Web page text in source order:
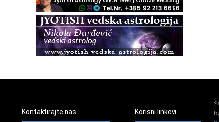
Access BARS®, otpusti stres
Access Energetski Facelift®
Tečaj Višeg Vodstva, razvijanja intuicije i Akaša zapisa
25.08.
Kontaktirajte nas Korisni linkovi